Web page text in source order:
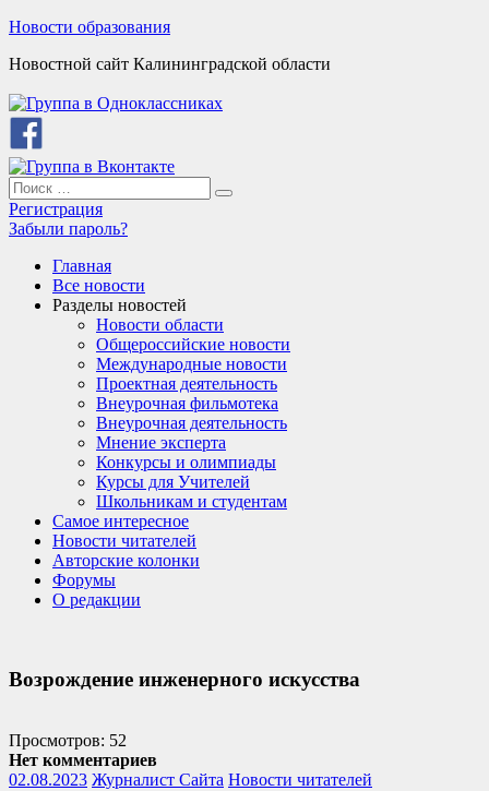
Skip
content
Новости образования
Новостной сайт Калининградской области
Search
for:
Search
Регистрация
Забыли пароль?
Главная
Все новости
Разделы новостей
Новости области
Общероссийские новости
Международные новости
Проектная деятельность
Внеурочная фильмотека
Внеурочная деятельность
Мнение эксперта
Конкурсы и олимпиады
Курсы для Учителей
Школьникам и студентам
Самое интересное
Новости читателей
Авторские колонки
Форумы
О редакции
Возрождение инженерного искусства
Просмотров: 52
Нет комментариев
02.08.2023 Журналист Сайта Новости читателей